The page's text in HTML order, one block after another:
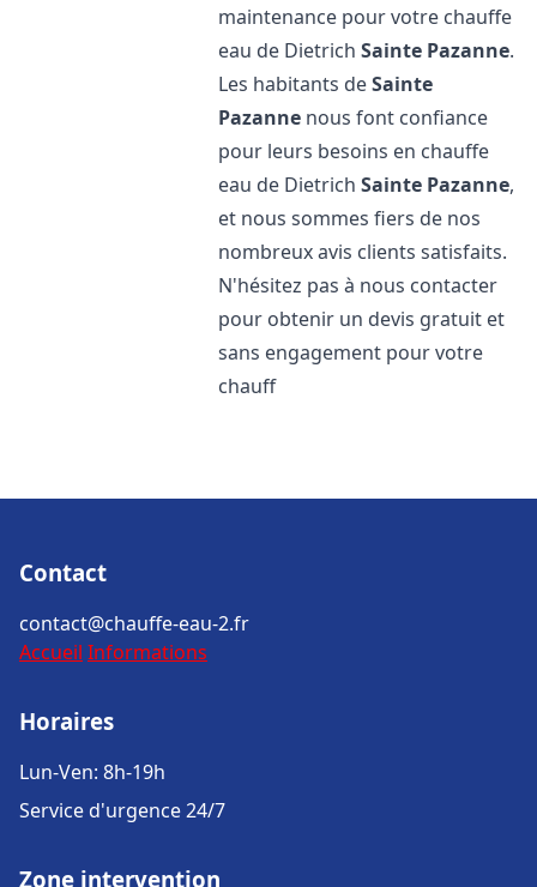
maintenance pour votre chauffe
eau de DietrichSainte Pazanne.
Les habitants deSainte
Pazanne nous font confiance
pour leurs besoins en chauffe
eau de DietrichSainte Pazanne,
et nous sommes fiers de nos
nombreux avis clients satisfaits.
N'hésitez pas à nous contacter
pour obtenir un devis gratuit et
sans engagement pour votre
chauff
Contact
contact@chauffe-eau-2.fr
Accueil Informations
Horaires
Lun-Ven: 8h-19h
Service d'urgence 24/7
Zone intervention